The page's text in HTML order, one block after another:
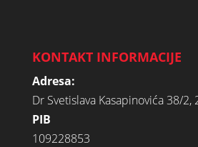
KONTAKT INFORMACIJE
Adresa:
Dr Svetislava Kasapinovića 38/2,
PIB
109228853